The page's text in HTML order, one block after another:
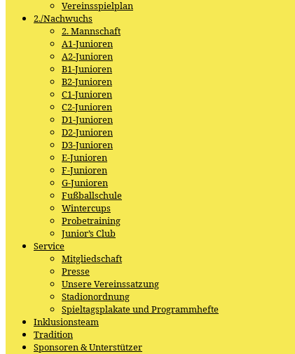
Vereinsspielplan
2./Nachwuchs
2. Mannschaft
A1-Junioren
A2-Junioren
B1-Junioren
B2-Junioren
C1-Junioren
C2-Junioren
D1-Junioren
D2-Junioren
D3-Junioren
E-Junioren
F-Junioren
G-Junioren
Fußballschule
Wintercups
Probetraining
Junior’s Club
Service
Mitgliedschaft
Presse
Unsere Vereinssatzung
Stadionordnung
Spieltagsplakate und Programmhefte
Inklusionsteam
Tradition
Sponsoren & Unterstützer